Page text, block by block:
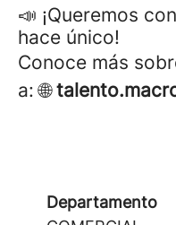
📣 ¡Queremos
hace único!
Conoce más
a: 🌐
Departamento